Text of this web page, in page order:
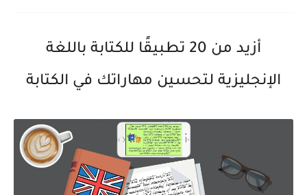
أزيد من 20 تطبيقًا للكتابة باللغة
الإنجليزية لتحسين مهاراتك في الكتابة